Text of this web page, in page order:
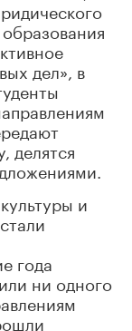
дел», в
делятся
и
года
ни одного